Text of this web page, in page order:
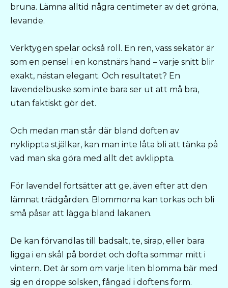
bruna. Lämna alltid några centimeter av det gröna,
levande.
Verktygen spelar också roll. En ren, vass sekatör är
som en pensel i en konstnärs hand – varje snitt blir
exakt, nästan elegant. Och resultatet? En
lavendelbuske som inte bara ser ut att må bra,
utan faktiskt gör det.
Och medan man står där bland doften av
nyklippta stjälkar, kan man inte låta bli att tänka på
vad man ska göra med allt det avklippta.
För lavendel fortsätter att ge, även efter att den
lämnat trädgården. Blommorna kan torkas och bli
små påsar att lägga bland lakanen.
De kan förvandlas till badsalt, te, sirap, eller bara
ligga i en skål på bordet och dofta sommar mitt i
vintern. Det är som om varje liten blomma bär med
sig en droppe solsken, fångad i doftens form.